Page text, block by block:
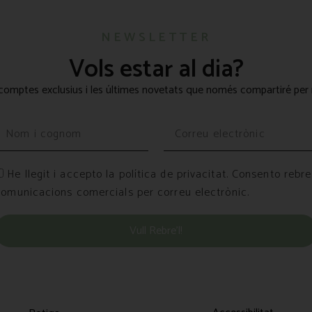
Vols estar al dia?
exclusius i les últimes novetats que només compartiré per
He llegit i accepto la política de privacitat. Consento rebre
comercials per correu electrònic.